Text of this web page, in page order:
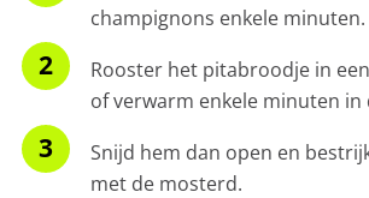
champignons enkele minuten.
Rooster het pitabroodje in
of verwarm enkele minuten in
Snijd hem dan open en
met de mosterd.